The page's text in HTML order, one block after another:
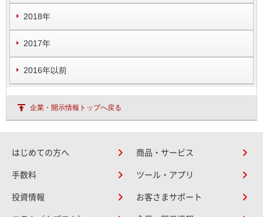
2018年
2017年
2016年以前
企業・開示情報トップへ戻る
はじめての方へ 商品・サービス
手数料 ツール・アプリ
投資情報 お客さまサポート